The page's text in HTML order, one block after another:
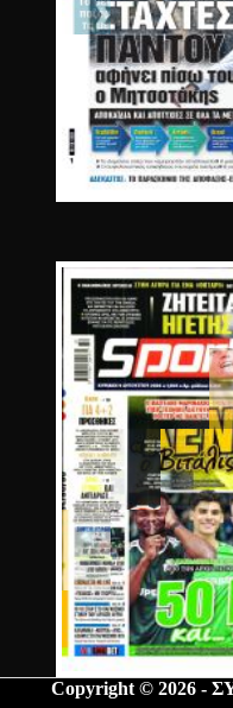
Copyright © 2026 -